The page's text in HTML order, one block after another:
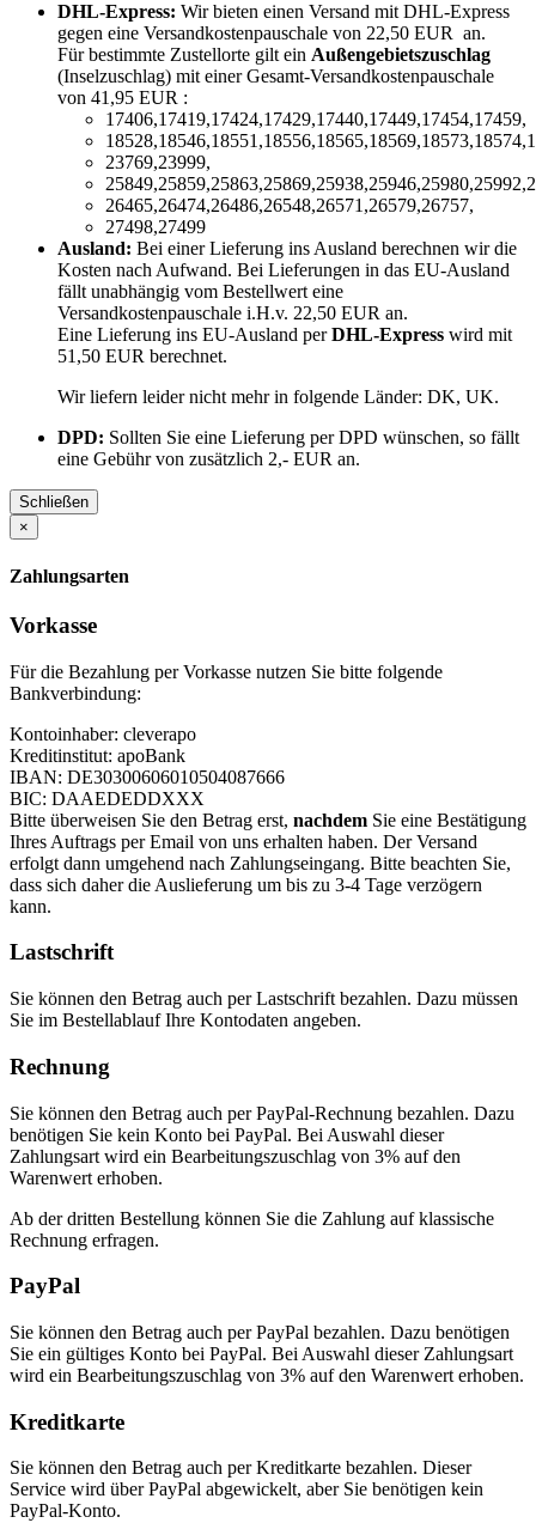
DHL-Express: Wir bieten einen Versand mit DHL-Express
gegen eine Versandkostenpauschale von 22,50 EUR an.
Für bestimmte Zustellorte gilt ein Außengebietszuschlag
(Inselzuschlag) mit einer Gesamt-Versandkostenpauschale
von 41,95 EUR :
17406,17419,17424,17429,17440,17449,17454,17459,
23769,23999,
26465,26474,26486,26548,26571,26579,26757,
27498,27499
Ausland: Bei einer Lieferung ins Ausland berechnen wir die
Kosten nach Aufwand. Bei Lieferungen in das EU-Ausland
fällt unabhängig vom Bestellwert eine
Versandkostenpauschale i.H.v. 22,50 EUR an.
Eine Lieferung ins EU-Ausland perDHL-Express wird mit
51,50 EUR berechnet.
Wir liefern leider nicht mehr in folgende Länder: DK, UK.
DPD: Sollten Sie eine Lieferung per DPD wünschen, so fällt
eine Gebühr von zusätzlich 2,- EUR an.
Schließen
×
Zahlungsarten
Vorkasse
Für die Bezahlung per Vorkasse nutzen Sie bitte folgende
Bankverbindung:
Kontoinhaber: cleverapo
Kreditinstitut: apoBank
IBAN: DE30300606010504087666
BIC: DAAEDEDDXXX
Bitte überweisen Sie den Betrag erst, nachdem Sie eine Bestätigung
Ihres Auftrags per Email von uns erhalten haben. Der Versand
erfolgt dann umgehend nach Zahlungseingang. Bitte beachten Sie,
dass sich daher die Auslieferung um bis zu 3-4 Tage verzögern
kann.
Lastschrift
Sie können den Betrag auch per Lastschrift bezahlen. Dazu müssen
Sie im Bestellablauf Ihre Kontodaten angeben.
Rechnung
Sie können den Betrag auch per PayPal-Rechnung bezahlen. Dazu
benötigen Sie kein Konto bei PayPal. Bei Auswahl dieser
Zahlungsart wird ein Bearbeitungszuschlag von 3% auf den
Warenwert erhoben.
Ab der dritten Bestellung können Sie die Zahlung auf klassische
Rechnung erfragen.
PayPal
Sie können den Betrag auch per PayPal bezahlen. Dazu benötigen
Sie ein gültiges Konto bei PayPal. Bei Auswahl dieser Zahlungsart
wird ein Bearbeitungszuschlag von 3% auf den Warenwert erhoben.
Kreditkarte
Sie können den Betrag auch per Kreditkarte bezahlen. Dieser
Service wird über PayPal abgewickelt, aber Sie benötigen kein
PayPal-Konto.